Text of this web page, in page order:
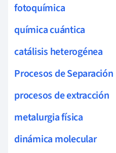
fotoquímica
química cuántica
catálisis heterogénea
Procesos de Separación
procesos de extracción
metalurgia física
dinámica molecular